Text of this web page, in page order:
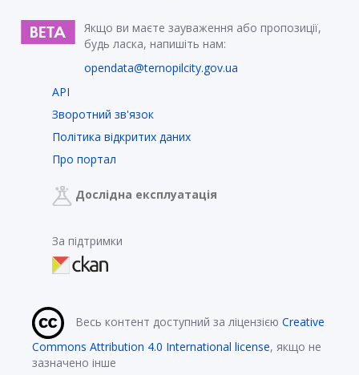
Якщо ви маєте зауваження або пропозиції,
будь ласка, напишіть нам:
opendata@ternopilcity.gov.ua
API
Зворотний зв'язок
Політика відкритих даних
Про портал
Дослідна експлуатація
За підтримки
Весь контент доступний за ліцензією Creative
Commons Attribution 4.0 International license, якщо не
зазначено інше